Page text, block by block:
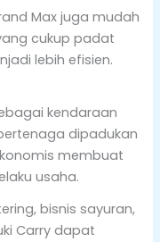
Max juga mudah
cukup padat
lebih efisien.
kendaraan
dipadukan
membuat
usaha.
bisnis sayuran,
Carry dapat